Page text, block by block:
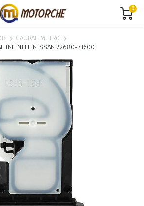
0
CAUDALIMETRO
INFINITI, NISSAN 22680-7J600